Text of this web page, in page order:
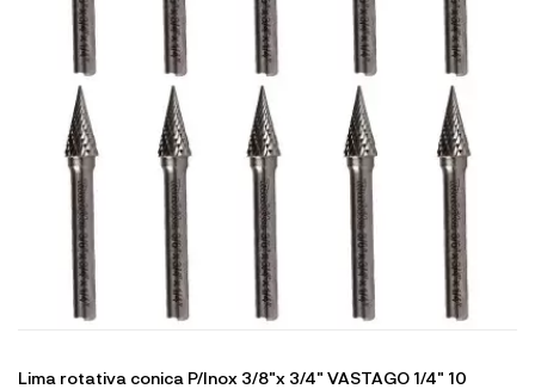
Lima rotativa conica P/Inox 3/8"x 3/4" VASTAGO 1/4" 10